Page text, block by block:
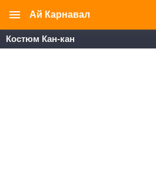
Ай Карнавал
Костюм Кан-кан